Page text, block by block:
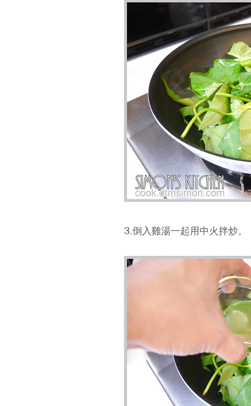
3.倒入雞湯一起用中火拌炒。